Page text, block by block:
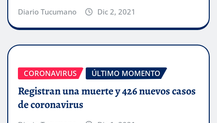
Diario Tucumano Dic 2, 2021
CORONAVIRUS ÚLTIMO MOMENTO
Registran una muerte y 426 nuevos casos
de coronavirus